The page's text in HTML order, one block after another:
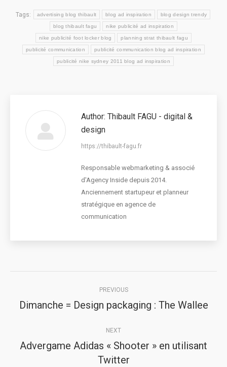
Tags: advertising blog thibault blog ad inspiration blog design trendy
blog thibault fagu nike publicité ad inspiration
nike publicité foot locker blog planning strat thibault fagu
publicité communication publicité communication blog ad inspiration
publicité nike sydney 2011 blog ad inspiration
Author: Thibault FAGU - digital &
design
https://thibault-fagu.fr
Responsable webmarketing & associé
d'Agency Inside depuis 2014.
Anciennement startupeur et planneur
stratégique en agence de
communication
navigation
PREVIOUS
Previous
Dimanche = Design packaging : The Wallee
NEXT
Next
Advergame Adidas « Shooter » en utilisant
Twitter